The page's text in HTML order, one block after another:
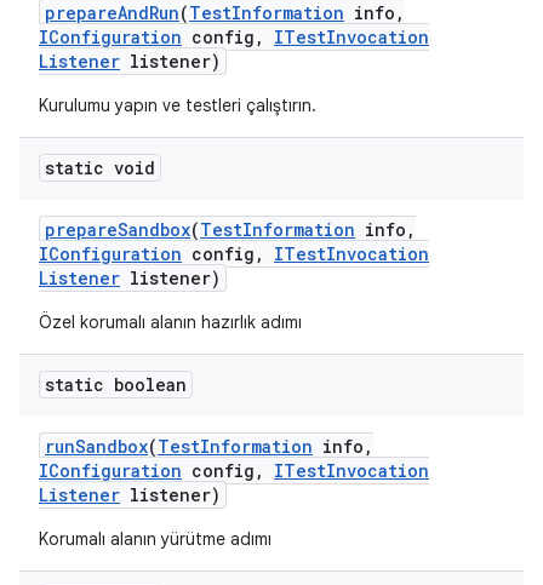
prepareAndRun(TestInformation info ,
IConfiguration config , ITestInvocation
Listener listener)
Kurulumu yapın ve testleri çalıştırın.
static void
prepareSandbox(TestInformation info ,
IConfiguration config , ITestInvocation
Listener listener)
Özel korumalı alanın hazırlık adımı
static boolean
runSandbox(TestInformation info ,
IConfiguration config , ITestInvocation
Listener listener)
Korumalı alanın yürütme adımı